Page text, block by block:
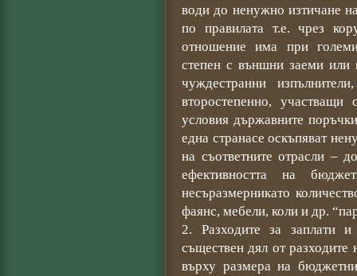
води до ненужно изтичане
по правилата т.е. чрез
отношение има при
степен с външни заеми или
чуждестранни
второстепенно,
условия държавните
една странасе оскъпяват
на съответните отрасли –
ефективността на
несъразмерникато
фаянс, мебели, коли и др.
2. Разходите за заплати
съществен дял от
върху размера на